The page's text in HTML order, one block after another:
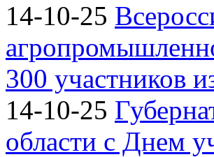
14-10-25
300 участников
14-10-25
области с Днем